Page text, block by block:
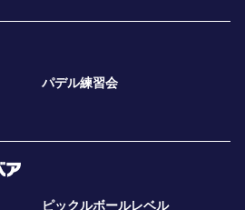
パデル練習会
ピックルボールレベル